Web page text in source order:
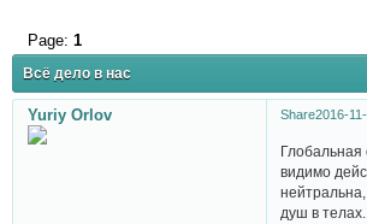
Всё дело в нас
Page: 1
Share2016-
Yuriy Orlov
Глобальная
видимо
душ в